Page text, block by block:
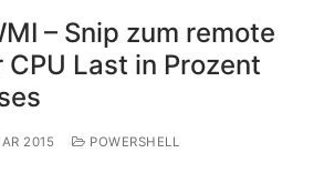
– Snip zum remote
Last in Prozent
2015
POWERSHELL